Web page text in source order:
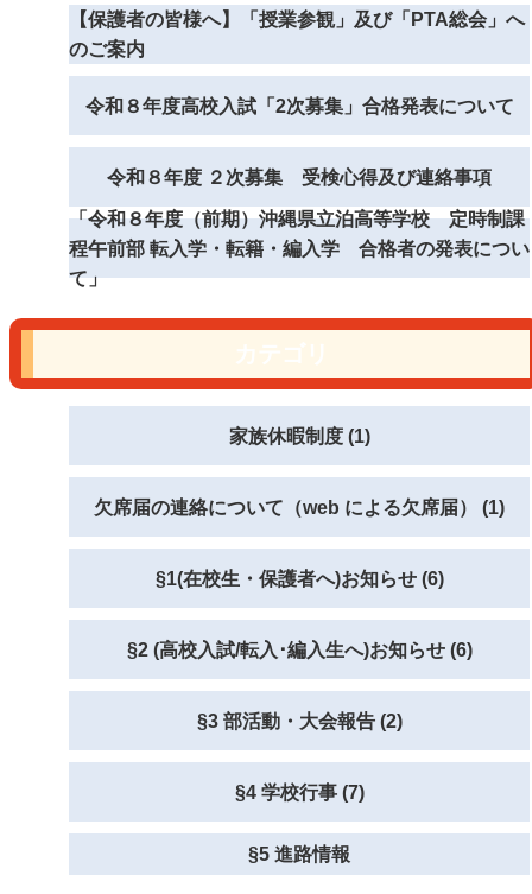
【保護者の皆様へ】「授業参観」及び「PTA総会」へ
のご案内
令和８年度高校入試「2次募集」合格発表について
令和８年度 ２次募集 受検心得及び連絡事項
「令和８年度（前期）沖縄県立泊高等学校 定時制課
程午前部 転入学・転籍・編入学 合格者の発表につい
て」
家族休暇制度 (1)
欠席届の連絡について（web による欠席届） (1)
§1(在校生・保護者へ)お知らせ (6)
§2 (高校入試/転入･編入生へ)お知らせ (6)
§3 部活動・大会報告 (2)
§4 学校行事 (7)
§5 進路情報